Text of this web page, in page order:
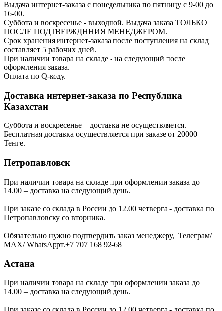
Выдача интернет-заказа с понедельника по пятницу с 9-00 до
16-00.
Суббота и воскресенье - выходной. Выдача заказа ТОЛЬКО
ПОСЛЕ ПОДТВЕРЖДННИЯ МЕНЕДЖЕРОМ.
Срок хранения интернет-заказа после поступления на склад
составляет 5 рабочих дней.
При наличии товара на складе - на следующий после
оформления заказа.
Оплата по Q-коду.
Доставка интернет-заказа по Республика
Казахстан
Суббота и воскресенье – доставка не осуществляется.
Бесплатная доставка осуществляется при заказе от 20000
Тенге.
Петропавловск
При наличии товара на складе при оформлении заказа до
14.00 – доставка на следующий день.
При заказе со склада в России до 12.00 четверга - доставка по
Петропавловску со вторника.
Обязательно нужно подтвердить заказ менеджеру, Телеграм/
МАХ/ WhatsAppт.+7 707 168 92-68
Астана
При наличии товара на складе при оформлении заказа до
14.00 – доставка на следующий день.